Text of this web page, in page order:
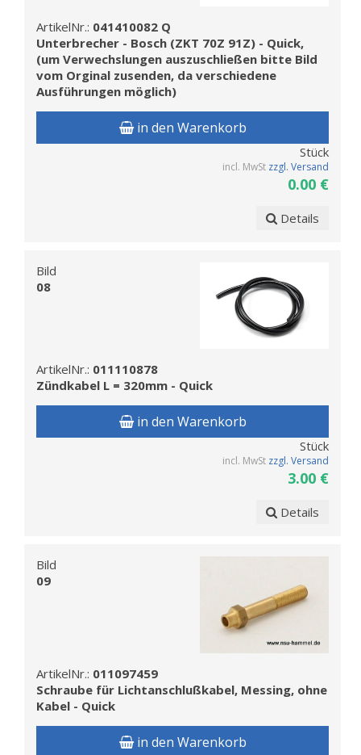
ArtikelNr.: 041410082 Q
Unterbrecher - Bosch (ZKT 70Z 91Z) - Quick,
(um Verwechslungen auszuschließen bitte Bild
vom Orginal zusenden, da verschiedene
Ausführungen möglich)
in den Warenkorb
Stück
incl. MwSt zzgl. Versand
0.00 €
Details
Bild
08
ArtikelNr.: 011110878
Zündkabel L = 320mm - Quick
in den Warenkorb
Stück
incl. MwSt zzgl. Versand
3.00 €
Details
Bild
09
ArtikelNr.: 011097459
Schraube für Lichtanschlußkabel, Messing, ohne
Kabel - Quick
in den Warenkorb